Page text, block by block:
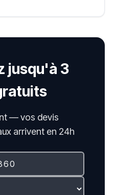
jusqu'à 3
— vos devis
arrivent en 24h